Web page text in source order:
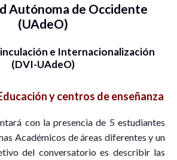
Autónoma de Occidente
(UAdeO)
e Internacionalización
(DVI-UAdeO)
y centros de enseñanza
con la presencia de 5 estudiantes
Académicos de áreas diferentes y un
del conversatorio es describir las